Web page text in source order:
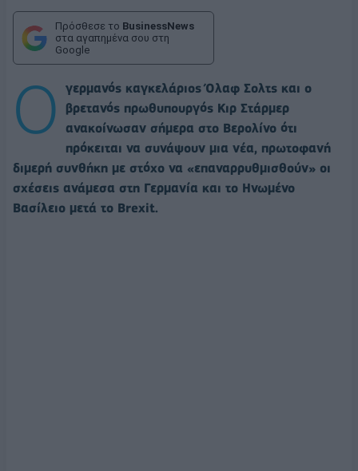
Πρόσθεσε το BusinessNews
στα αγαπημένα σου στη
Google
Ο
γερμανός καγκελάριος Όλαφ Σολτς και ο
βρετανός πρωθυπουργός Κιρ Στάρμερ
ανακοίνωσαν σήμερα στο Βερολίνο ότι
πρόκειται να συνάψουν μια νέα, πρωτοφανή
διμερή συνθήκη με στόχο να «επαναρρυθμισθούν» οι
σχέσεις ανάμεσα στη Γερμανία και το Ηνωμένο
Βασίλειο μετά το Brexit.